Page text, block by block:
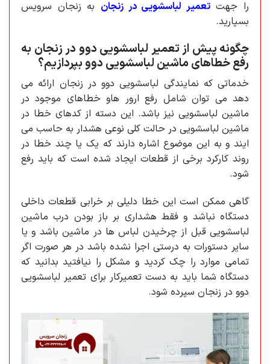
را جهتتعمیر لباسشویی در زنجان به زنجان سرویس
بسپارید.
چگونه پیش از تعمیر لباسشویی دوو در زنجان به
رفع خطاهای ماشین لباسشویی دوو بپردازیم؟
خدماتی که نمایندگی لباسشویی دوو در زنجان ارائه می
دهد می توان شامل رفع ارور هاو خطاهای موجود در
ماشین لباسشویی نیز باشد. این دسته از کدهای خطا در
ماشین لباسشویی در حالت کلی نوعی هشدار به حاسب می
ایند و به این موضوع اشاره دارند که یک یا چند خطا در
روند کارکرد برخی از قطعات ایجاد شده است که باید رفع
شود.
گاهی ممکن است این خطا دلیلی بر خرابی قطعات داخلی
دستگاه نباشد و فقط هشداری بر باز بودن درب ماشین
لباسشویی قبل از چرخیدن لباس ها در ماشین باشد و یا
سایر دستورات به درستی اجرا نشده باشد در هر صورت اگر
تمامی موارد را چک کردید و مشکل را نیافتید بدانید که
دستگاه شما باید به دست تعمیرکار برای تعمیر لباسشویی
دوو در زنجان سپرده شود.